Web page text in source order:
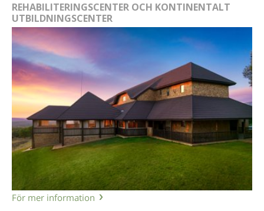
Italiano
Japanska
Makedonska
Nederlands
Norsk
Ryska
Svenska
Kinesiska
REHABILITERINGSCENTER OCH KONTINENTALT
UTBILDNINGSCENTER
För mer information